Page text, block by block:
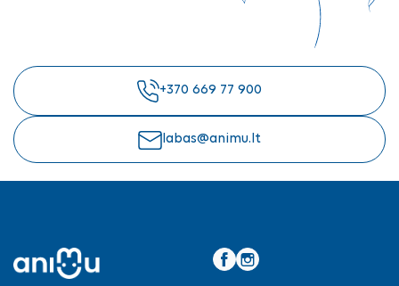
+370 669 77 900
labas@animu.lt